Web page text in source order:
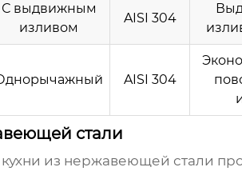
С выдвижным
изливом
AISI 304
AISI 304
стали
из нержавеющей стали